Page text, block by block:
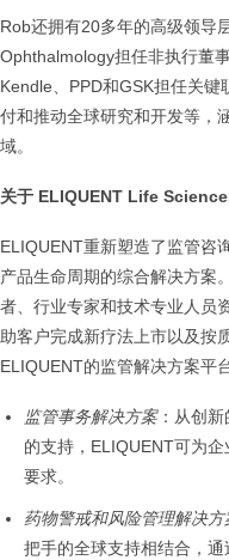
Rob还拥有20多年的高级领导
Ophthalmology担任非执行董
Kendle、PPD和GSK担任关
付和推动全球研究和开发等，
域。
关于 ELIQUENT Life
ELIQUENT重新塑造了监管咨
产品生命周期的综合解决方案
者、行业专家和技术专业人员
助客户完成新疗法上市以及按
ELIQUENT的监管解决方案平
监管事务解决方案：从创新
的支持，ELIQUENT可为
要求。
药物警戒和风险管理解决方
把手的全球支持相结合，